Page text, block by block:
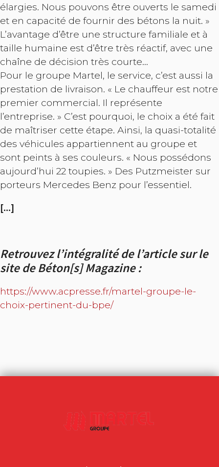
élargies. Nous pouvons être ouverts le samedi
et en capacité de fournir des bétons la nuit. »
L’avantage d’être une structure familiale et à
taille humaine est d’être très réactif, avec une
chaîne de décision très courte…
Pour le groupe Martel, le service, c’est aussi la
prestation de livraison. « Le chauffeur est notre
premier commercial. Il représente
l’entreprise. » C’est pourquoi, le choix a été fait
de maîtriser cette étape. Ainsi, la quasi-totalité
des véhicules appartiennent au groupe et
sont peints à ses couleurs. « Nous possédons
aujourd’hui 22 toupies. » Des Putzmeister sur
porteurs Mercedes Benz pour l’essentiel.
[…]
Retrouvez l’intégralité de l’article sur le
site de Béton[s] Magazine :
https://www.acpresse.fr/martel-groupe-le-
choix-pertinent-du-bpe/